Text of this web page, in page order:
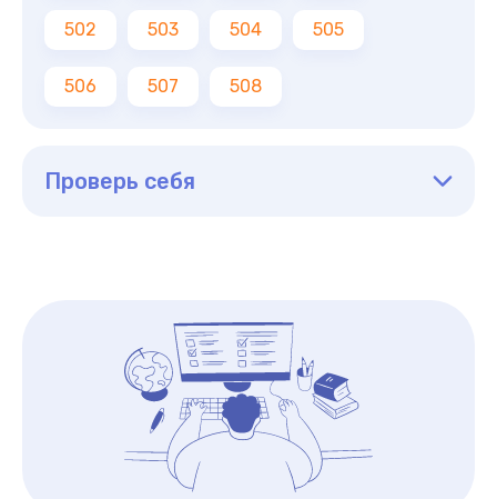
502 503 504 505
506 507 508
Проверь себя